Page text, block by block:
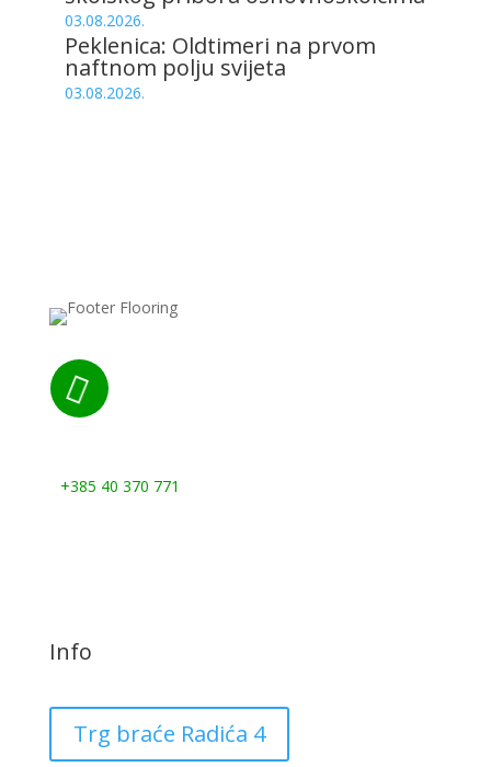
03.08.2026.
Peklenica: Oldtimeri na prvom
naftnom polju svijeta
03.08.2026.

+385 40 370 771
Info
Trg braće Radića 4